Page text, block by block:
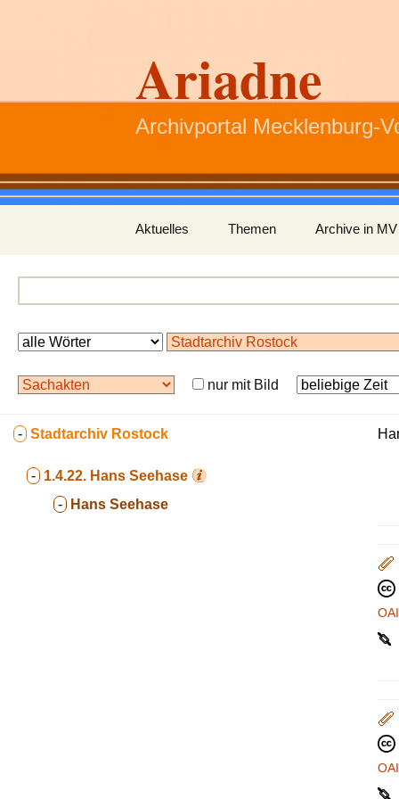
Ariadne
Archivportal Mecklenburg-
Inhalt
springen
Aktuelles Themen Archive in MV
nur mit Bild
- Stadtarchiv Rostock
- 1.4.22. Hans Seehase
- Hans Seehase